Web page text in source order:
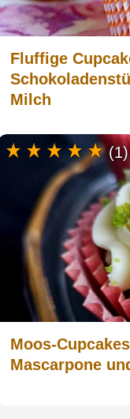
Fluffige
Milch
Moos-
Mascarpone
(1)